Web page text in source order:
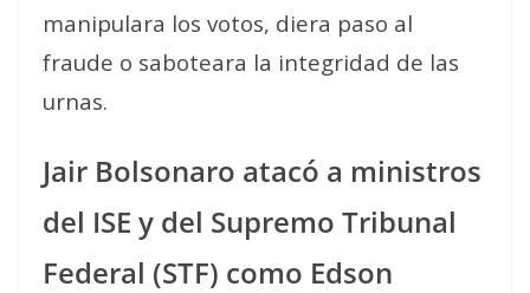
manipulara los votos, diera paso al
fraude o saboteara la integridad de las
urnas.
Jair Bolsonaro atacó a ministros
del ISE y del Supremo Tribunal
Federal (STF) como Edson